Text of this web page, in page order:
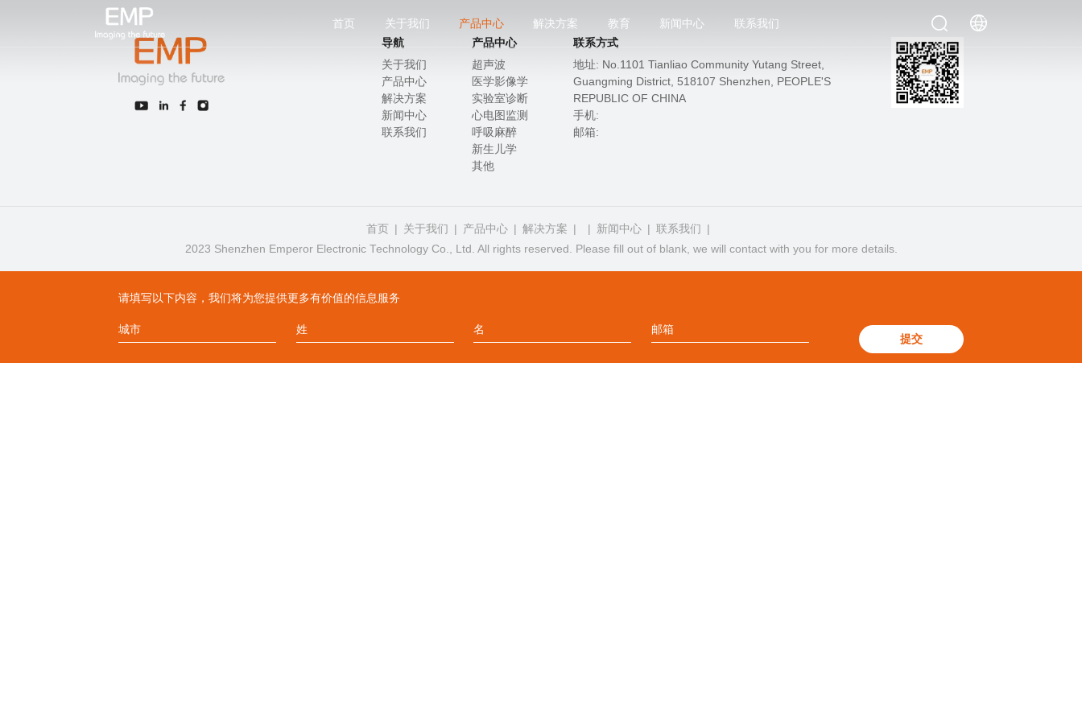
首页 关于我们 产品中心 解决方案 教育 新闻中心
联系我们
导航
关于我们
产品中心
解决方案
新闻中心
联系我们
产品中心
超声波
医学影像学
实验室诊断
心电图监测
呼吸麻醉
新生儿学
其他
联系方式
地址: No.1101 Tianliao Community Yutang Street,
Guangming District, 518107 Shenzhen, PEOPLE'S
REPUBLIC OF CHINA
手机:
邮箱:
首页 关于我们 产品中心 解决方案 新闻中心
联系我们
2023 Shenzhen Emperor Electronic Technology Co., Ltd. All rights reserved. Please fill out of blank, we will contact with you for more details.
请填写以下内容，我们将为您提供更多有价值的信息服务